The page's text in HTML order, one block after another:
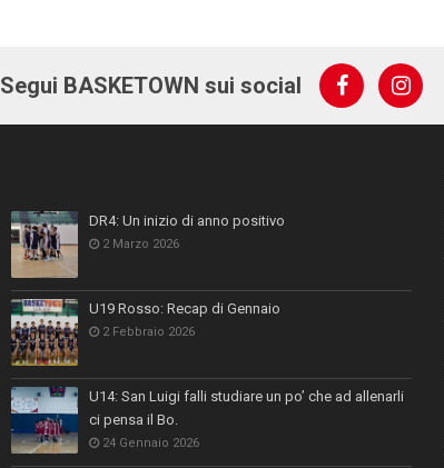
Segui BASKETOWN sui social
DR4: Un inizio di anno positivo
2 Marzo 2026
U19 Rosso: Recap di Gennaio
2 Febbraio 2026
U14: San Luigi falli studiare un po’ che ad allenarli
ci pensa il Bo.
24 Gennaio 2026